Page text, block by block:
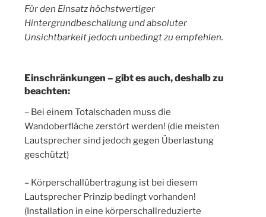
Für den Einsatz höchstwertiger
Hintergrundbeschallung und absoluter
Unsichtbarkeit jedoch unbedingt zu empfehlen.
Einschränkungen – gibt es auch, deshalb zu
beachten:
– Bei einem Totalschaden muss die
Wandoberfläche zerstört werden! (die meisten
Lautsprecher sind jedoch gegen Überlastung
geschützt)
– Körperschallübertragung ist bei diesem
Lautsprecher Prinzip bedingt vorhanden!
(Installation in eine körperschallreduzierte